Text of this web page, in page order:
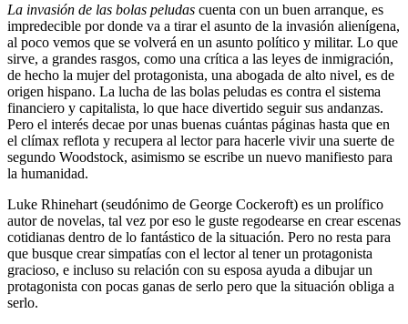
La invasión de las bolas peludas cuenta con un buen arranque, es
impredecible por donde va a tirar el asunto de la invasión alienígena,
al poco vemos que se volverá en un asunto político y militar. Lo que
sirve, a grandes rasgos, como una crítica a las leyes de inmigración,
de hecho la mujer del protagonista, una abogada de alto nivel, es de
origen hispano. La lucha de las bolas peludas es contra el sistema
financiero y capitalista, lo que hace divertido seguir sus andanzas.
Pero el interés decae por unas buenas cuántas páginas hasta que en
el clímax reflota y recupera al lector para hacerle vivir una suerte de
segundo Woodstock, asimismo se escribe un nuevo manifiesto para
la humanidad.
Luke Rhinehart (seudónimo de George Cockeroft) es un prolífico
autor de novelas, tal vez por eso le guste regodearse en crear escenas
cotidianas dentro de lo fantástico de la situación. Pero no resta para
que busque crear simpatías con el lector al tener un protagonista
gracioso, e incluso su relación con su esposa ayuda a dibujar un
protagonista con pocas ganas de serlo pero que la situación obliga a
serlo.